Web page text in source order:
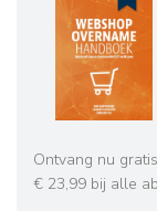
Ontvang nu
€ 23,99 bij alle